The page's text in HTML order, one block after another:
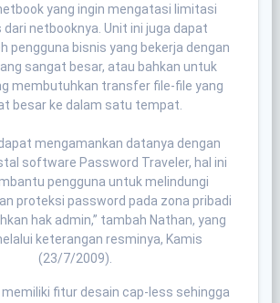
yang ingin mengatasi limitasi
dari netbooknya. Unit ini juga dapat
pengguna bisnis yang bekerja dengan
sangat besar, atau bahkan untuk
membutuhkan transfer file-file yang
besar ke dalam satu tempat.
mengamankan datanya dengan
software Password Traveler, hal ini
pengguna untuk melindungi
proteksi password pada zona pribadi
hak admin,” tambah Nathan, yang
keterangan resminya, Kamis
(23/7/2009).
memiliki fitur desain cap-less sehingga